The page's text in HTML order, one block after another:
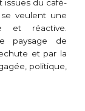
issues du café-
veulent une
et réactive.
paysage de
et par la
politique,